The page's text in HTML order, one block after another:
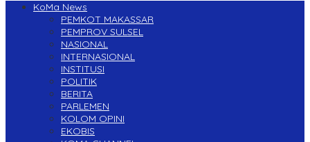
KoMa News
PEMKOT MAKASSAR
PEMPROV SULSEL
NASIONAL
INTERNASIONAL
INSTITUSI
POLITIK
BERITA
PARLEMEN
KOLOM OPINI
EKOBIS